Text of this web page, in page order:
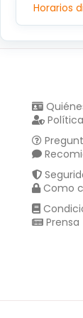
Horarios
Como
Prensa